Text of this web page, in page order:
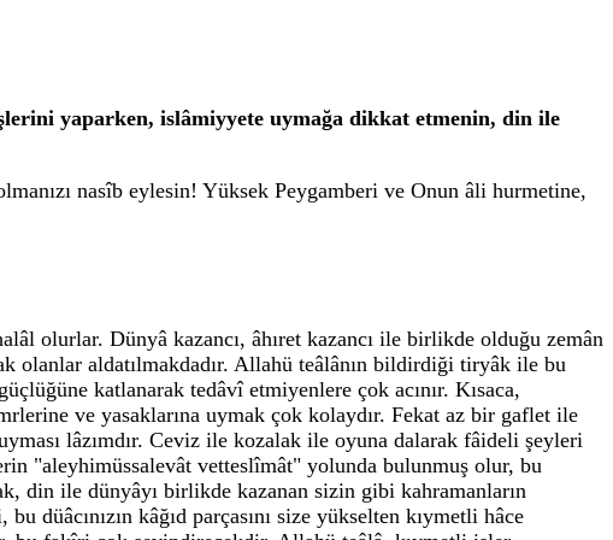
yaparken, islâmiyyete uymağa dikkat etmenin, din ile
nasîb eylesin! Yüksek Peygamberi ve Onun âli hurmetine,
olurlar. Dünyâ kazancı, âhıret kazancı ile birlikde olduğu zemân
olanlar aldatılmakdadır. Allahü teâlânın bildirdiği tiryâk ile bu
katlanarak tedâvî etmiyenlere çok acınır. Kısaca,
ve yasaklarına uymak çok kolaydır. Fekat az bir gaflet ile
lâzımdır. Ceviz ile kozalak ile oyuna dalarak fâideli şeyleri
"aleyhimüssalevât vetteslîmât" yolunda bulunmuş olur, bu
din ile dünyâyı birlikde kazanan sizin gibi kahramanların
kâğıd parçasını size yükselten kıymetli hâce